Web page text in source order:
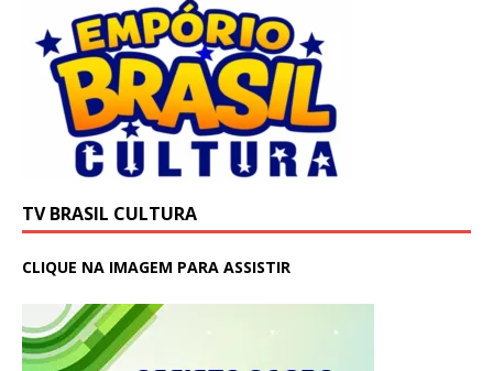
TV BRASIL CULTURA
CLIQUE NA IMAGEM PARA ASSISTIR